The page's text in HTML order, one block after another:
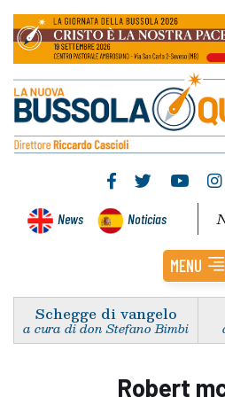
News Noticias
MENU
Schegge di vangelo
a cura di don Stefano Bimbi
Robert